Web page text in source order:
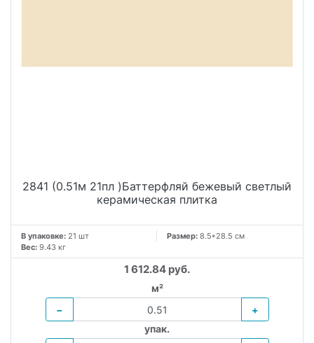
2841 (0.51м 21пл )Баттерфляй бежевый светлый
керамическая плитка
В упаковке: 21 шт Размер: 8.5*28.5 см
Вес: 9.43 кг
1 612.84 руб.
м²
−
+
упак.